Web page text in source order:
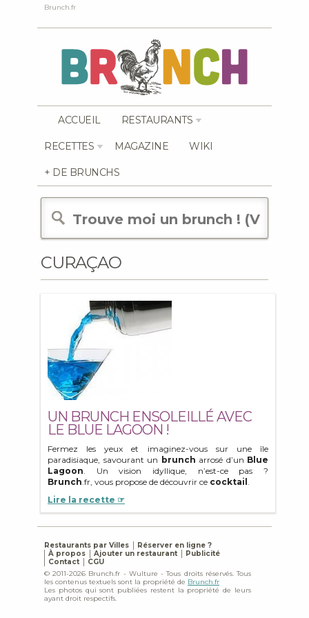
Brunch.fr
ACCUEIL RESTAURANTS
RECETTES MAGAZINE WIKI
+ DE BRUNCHS
CURAÇAO
UN BRUNCH ENSOLEILLÉ AVEC
LE BLUE LAGOON !
Fermez les yeux et imaginez-vous sur une île
paradisiaque, savourant un brunch arrosé d’un Blue
Lagoon. Un vision idyllique, n’est-ce pas ?
Brunch.fr, vous propose de découvrir ce cocktail .
Lire la recette ☞
Restaurants par Villes
Réserver en ligne ?
À propos
Ajouter un restaurant
Publicité
Contact
CGU
© 2011-2026 Brunch.fr - Wulture - Tous droits réservés. Tous
les contenus textuels sont la propriété de Brunch.fr
Les photos qui sont publiées restent la propriété de leurs
ayant droit respectifs.